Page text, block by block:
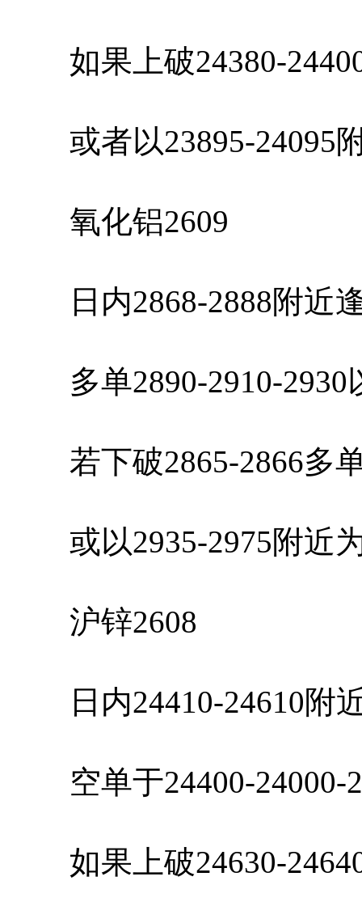
如果上破24380-
或者以23895-24095
氧化铝2609
日内2868-2888附近
多单2890-2910-2930
若下破2865-2866多
或以2935-2975附近
沪锌2608
日内24410-24610附
空单于24400-24000-
如果上破24630-